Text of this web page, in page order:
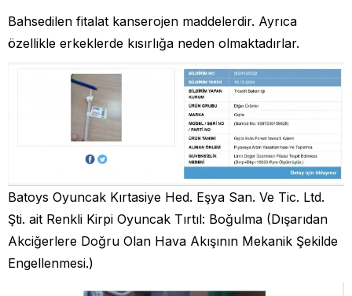
Bahsedilen fitalat kanserojen maddelerdir. Ayrıca
özellikle erkeklerde kısırlığa neden olmaktadırlar.
Batoys Oyuncak Kırtasiye Hed. Eşya San. Ve Tic. Ltd.
Şti. ait Renkli Kirpi Oyuncak Tırtıl: Boğulma (Dışarıdan
Akciğerlere Doğru Olan Hava Akışının Mekanik Şekilde
Engellenmesi.)